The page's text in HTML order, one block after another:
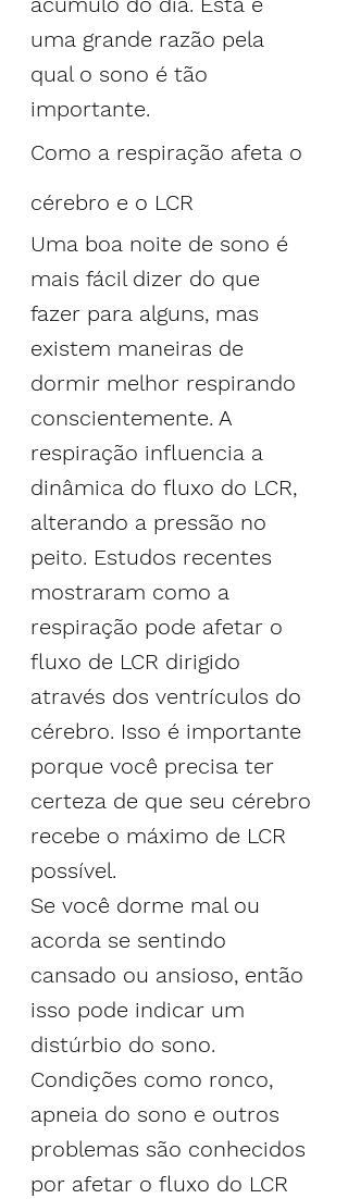
uma grande razão pela
qual o sono é tão
importante.
Como a respiração afeta o
cérebro e o LCR
Uma boa noite de sono é
mais fácil dizer do que
fazer para alguns, mas
existem maneiras de
dormir melhor respirando
conscientemente. A
respiração influencia a
dinâmica do fluxo do LCR,
alterando a pressão no
peito. Estudos recentes
mostraram como a
respiração pode afetar o
fluxo de LCR dirigido
através dos ventrículos do
cérebro. Isso é importante
porque você precisa ter
certeza de que seu cérebro
recebe o máximo de LCR
possível.
Se você dorme mal ou
acorda se sentindo
cansado ou ansioso, então
isso pode indicar um
distúrbio do sono.
Condições como ronco,
apneia do sono e outros
problemas são conhecidos
por afetar o fluxo do LCR